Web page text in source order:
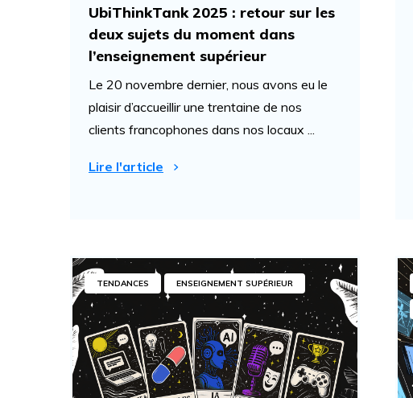
UbiThinkTank 2025 : retour sur les
deux sujets du moment dans
l’enseignement supérieur
Le 20 novembre dernier, nous avons eu le
plaisir d’accueillir une trentaine de nos
clients francophones dans nos locaux ...
Lire l'article
TENDANCES ENSEIGNEMENT SUPÉRIEUR